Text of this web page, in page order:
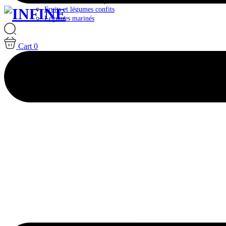
Fruits et légumes confits
Légumes marinés
Cart 0